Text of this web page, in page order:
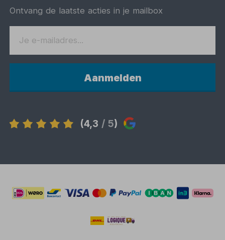
Ontvang de laatste acties in je mailbox
Aanmelden
(4,3 / 5)